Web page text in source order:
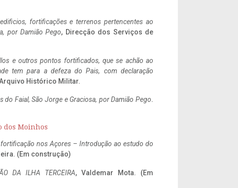
fortificações e terrenos pertencentes ao
por Damião Pego, Direcção dos Serviços de
e outros pontos fortificados, que se achão ao
tem para a defeza do Pais, com declaração
Histórico Militar.
do Faial, São Jorge e Graciosa, por Damião Pego.
dos Moinhos
nos Açores – Introdução ao estudo do
(Em construção)
DA ILHA TERCEIRA, Valdemar Mota. (Em